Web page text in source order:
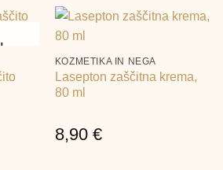
KOZMETIKA IN NEGA
Lasepton zaščitna krema,
80 ml
8,90 €